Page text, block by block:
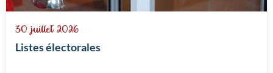
30 juillet 2026
Listes électorales